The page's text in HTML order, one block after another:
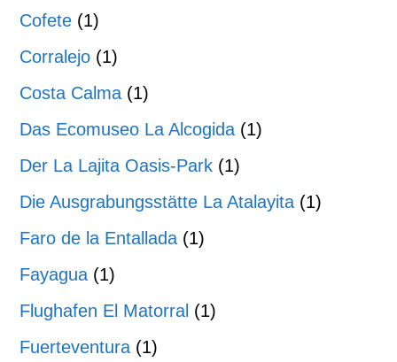
Cofete (1)
Corralejo (1)
Costa Calma (1)
Das Ecomuseo La Alcogida (1)
Der La Lajita Oasis-Park (1)
Die Ausgrabungsstätte La Atalayita (1)
Faro de la Entallada (1)
Fayagua (1)
Flughafen El Matorral (1)
Fuerteventura (1)